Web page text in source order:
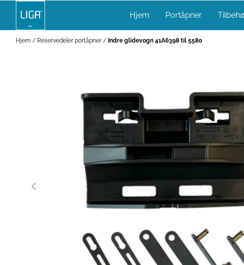
Hopp til innhold
Hjem Portåpner
Hjem / Reservedeler portåpner / Indre glidevogn 41A6398 til 5580